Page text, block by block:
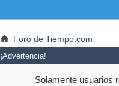
Foro de Tiempo.com
¡Advertencia!
Solamente usuarios